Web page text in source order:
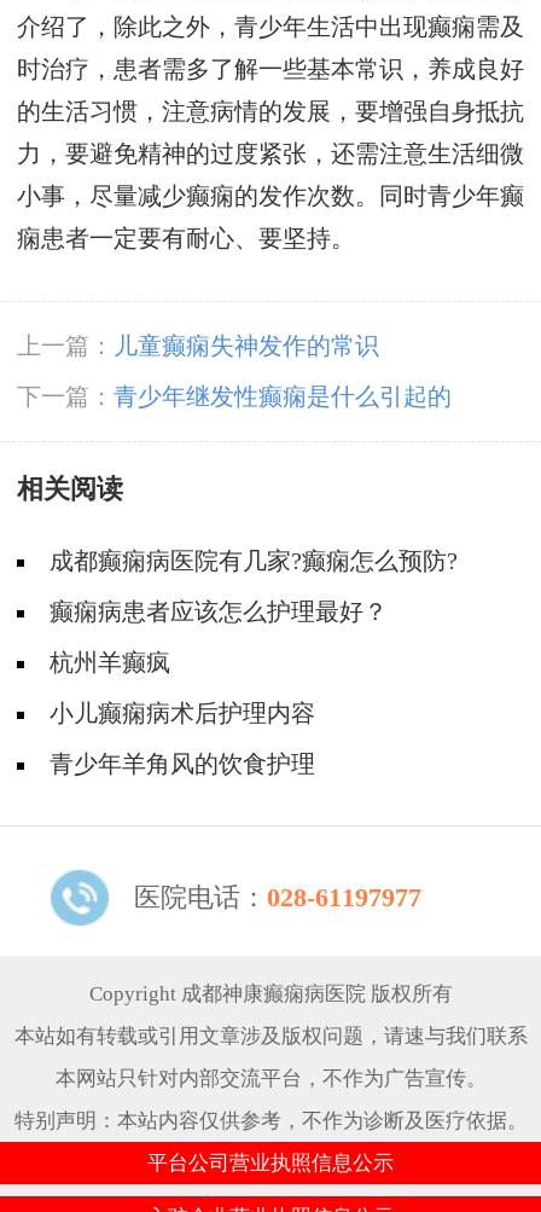
介绍了，除此之外，青少年生活中出现癫痫需及
时治疗，患者需多了解一些基本常识，养成良好
的生活习惯，注意病情的发展，要增强自身抵抗
力，要避免精神的过度紧张，还需注意生活细微
小事，尽量减少癫痫的发作次数。同时青少年癫
痫患者一定要有耐心、要坚持。
上一篇：
儿童癫痫失神发作的常识
下一篇： 青少年继发性癫痫是什么引起的
相关阅读
成都癫痫病医院有几家?癫痫怎么预防?
癫痫病患者应该怎么护理最好？
杭州羊癫疯
小儿癫痫病术后护理内容
青少年羊角风的饮食护理
医院电话： 028-61197977
Copyright 成都神康癫痫病医院 版权所有
本站如有转载或引用文章涉及版权问题，请速与我们联系
本网站只针对内部交流平台，不作为广告宣传。
特别声明：本站内容仅供参考，不作为诊断及医疗依据。
平台公司营业执照信息公示